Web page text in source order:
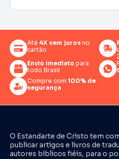
Até 4X sem juros no
cartão
Envio imediato para
todo Brasil
Compre com 100% de
segurança
O Estandarte de Cristo tem
publicar artigos e livros de
autores bíblicos fiéis, para o